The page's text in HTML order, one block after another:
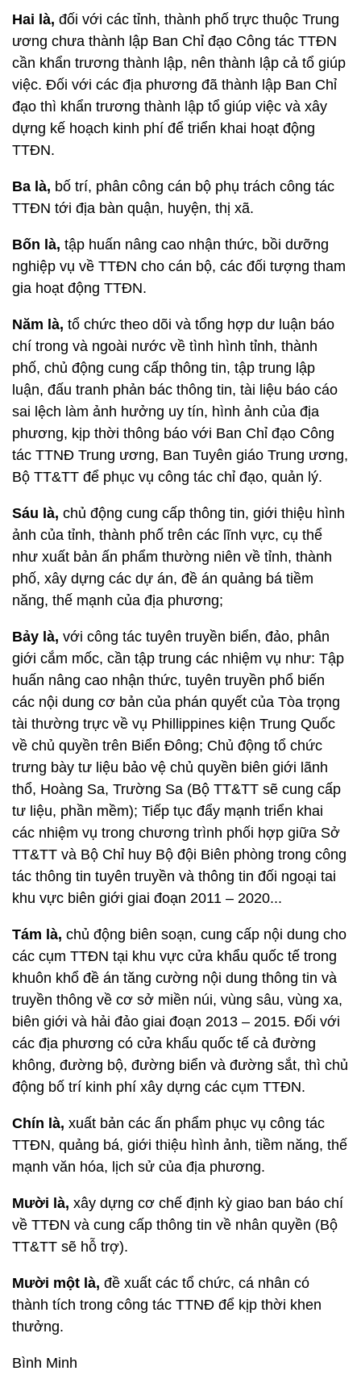
Hai là, đối với các tỉnh, thành phố trực thuộc Trung
ương chưa thành lập Ban Chỉ đạo Công tác TTĐN
cần khẩn trương thành lập, nên thành lập cả tổ giúp
việc. Đối với các địa phương đã thành lập Ban Chỉ
đạo thì khẩn trương thành lập tổ giúp việc và xây
dựng kế hoạch kinh phí để triển khai hoạt động
TTĐN.
Ba là, bố trí, phân công cán bộ phụ trách công tác
TTĐN tới địa bàn quận, huyện, thị xã.
Bốn là, tập huấn nâng cao nhận thức, bồi dưỡng
nghiệp vụ về TTĐN cho cán bộ, các đối tượng tham
gia hoạt động TTĐN.
Năm là, tổ chức theo dõi và tổng hợp dư luận báo
chí trong và ngoài nước về tình hình tỉnh, thành
phố, chủ động cung cấp thông tin, tập trung lập
luận, đấu tranh phản bác thông tin, tài liệu báo cáo
sai lệch làm ảnh hưởng uy tín, hình ảnh của địa
phương, kịp thời thông báo với Ban Chỉ đạo Công
tác TTNĐ Trung ương, Ban Tuyên giáo Trung ương,
Bộ TT&TT để phục vụ công tác chỉ đạo, quản lý.
Sáu là, chủ động cung cấp thông tin, giới thiệu hình
ảnh của tỉnh, thành phố trên các lĩnh vực, cụ thể
như xuất bản ấn phẩm thường niên về tỉnh, thành
phố, xây dựng các dự án, đề án quảng bá tiềm
năng, thế mạnh của địa phương;
Bảy là, với công tác tuyên truyền biển, đảo, phân
giới cắm mốc, cần tập trung các nhiệm vụ như: Tập
huấn nâng cao nhận thức, tuyên truyền phổ biến
các nội dung cơ bản của phán quyết của Tòa trọng
tài thường trực về vụ Phillippines kiện Trung Quốc
về chủ quyền trên Biển Đông; Chủ động tổ chức
trưng bày tư liệu bảo vệ chủ quyền biên giới lãnh
thổ, Hoàng Sa, Trường Sa (Bộ TT&TT sẽ cung cấp
tư liệu, phần mềm); Tiếp tục đẩy mạnh triển khai
các nhiệm vụ trong chương trình phối hợp giữa Sở
TT&TT và Bộ Chỉ huy Bộ đội Biên phòng trong công
tác thông tin tuyên truyền và thông tin đối ngoại tai
khu vực biên giới giai đoạn 2011 – 2020...
Tám là, chủ động biên soạn, cung cấp nội dung cho
các cụm TTĐN tại khu vực cửa khẩu quốc tế trong
khuôn khổ đề án tăng cường nội dung thông tin và
truyền thông về cơ sở miền núi, vùng sâu, vùng xa,
biên giới và hải đảo giai đoạn 2013 – 2015. Đối với
các địa phương có cửa khẩu quốc tế cả đường
không, đường bộ, đường biển và đường sắt, thì chủ
động bố trí kinh phí xây dựng các cụm TTĐN.
Chín là, xuất bản các ấn phẩm phục vụ công tác
TTĐN, quảng bá, giới thiệu hình ảnh, tiềm năng, thế
mạnh văn hóa, lịch sử của địa phương.
Mười là, xây dựng cơ chế định kỳ giao ban báo chí
về TTĐN và cung cấp thông tin về nhân quyền (Bộ
TT&TT sẽ hỗ trợ).
Mười một là, đề xuất các tổ chức, cá nhân có
thành tích trong công tác TTNĐ để kịp thời khen
thưởng.
Bình Minh